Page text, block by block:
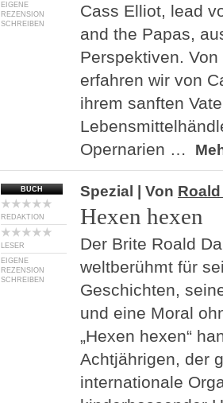
EIGENE
REZENSION
SCHREIBEN
Cass Elliot, lead
and the Papas,
Perspektiven.
erfahren wir von
ihrem sanften
Opernarien …
BUCH
REDAKTION
LESER
EIGENE
REZENSION
SCHREIBEN
Spezial | Von
Hexen hexen
Der Brite Roald
weltberühmt für
Geschichten,
und eine Moral
„Hexen hexen“
Achtjährigen, der
internationale